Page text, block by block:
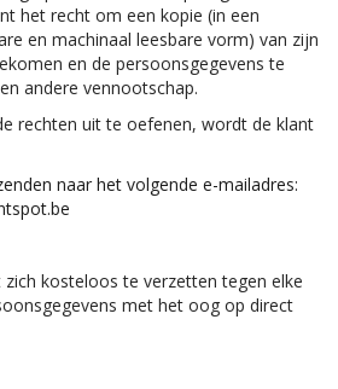
het recht om een kopie (in een
en machinaal leesbare vorm) van zijn
en de persoonsgegevens te
andere vennootschap.
rechten uit te oefenen, wordt de klant
naar het volgende e-mailadres:
kosteloos te verzetten tegen elke
met het oog op direct